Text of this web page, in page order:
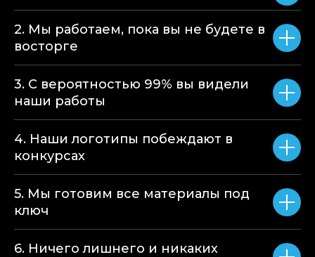
2. Мы работаем, пока вы не будете в
восторге
3. С вероятностью 99% вы видели
наши работы
4. Наши логотипы побеждают в
конкурсах
5. Мы готовим все материалы под
ключ
6. Ничего лишнего и никаких